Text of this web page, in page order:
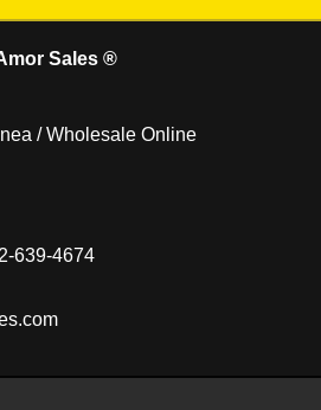
Sales ®
/ Wholesale Online
639-4674
om